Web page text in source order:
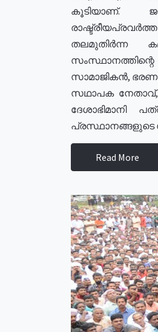
കൂടിയാണ്.
തലമുതിർന്ന
സാമാജികൻ,
സഥാപക
ദേശാഭിമാനി
പ്രസ്ഥാനങ്ങളുടെ
Read More